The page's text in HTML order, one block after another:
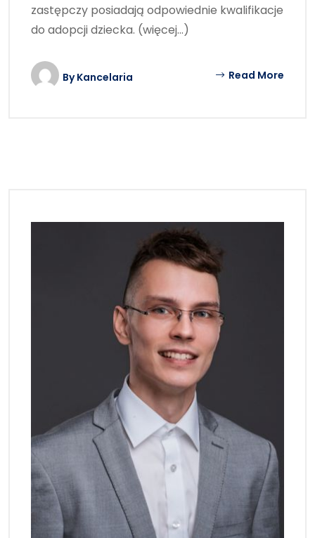
zastępczy posiadają odpowiednie kwalifikacje
do adopcji dziecka. (więcej…)
ByKancelaria Read More